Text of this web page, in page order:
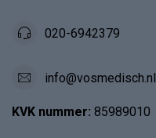
020-6942379
info@vosmedisch.nl
KVK nummer: 85989010